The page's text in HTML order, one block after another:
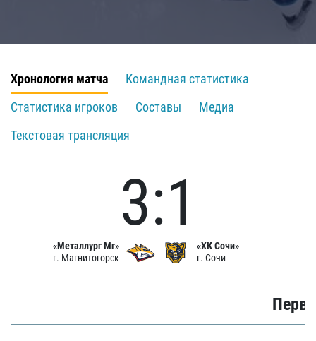
Хронология матча
Командная статистика
Статистика игроков
Составы
Медиа
Текстовая трансляция
«Металлург Мг»
г. Магнитогорск
3:1
«ХК Сочи»
г. Сочи